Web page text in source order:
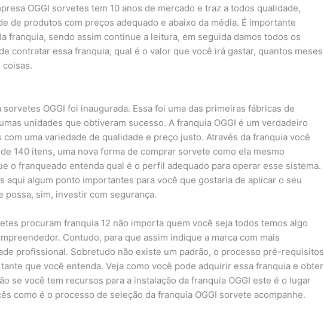
OGGI sorvetes tem 10 anos de mercado e traz a todos qualidade,
de produtos com preços adequado e abaixo da média. É importante
franquia, sendo assim continue a leitura, em seguida damos todos os
contratar essa franquia, qual é o valor que você irá gastar, quantos meses
sorvetes OGGI foi inaugurada. Essa foi uma das primeiras fábricas de
unidades que obtiveram sucesso. A franquia OGGI é um verdadeiro
uma variedade de qualidade e preço justo. Através da franquia você
140 itens, uma nova forma de comprar sorvete como ela mesmo
o franqueado entenda qual é o perfil adequado para operar esse sistema.
aqui algum ponto importantes para você que gostaria de aplicar o seu
possa, sim, investir com segurança.
procuram franquia 12 não importa quem você seja todos temos algo
Contudo, para que assim indique a marca com mais
profissional. Sobretudo não existe um padrão, o processo pré-requisitos
que você entenda. Veja como você pode adquirir essa franquia e obter
se você tem recursos para a instalação da franquia OGGI este é o lugar
como é o processo de seleção da franquia OGGI sorvete acompanhe.